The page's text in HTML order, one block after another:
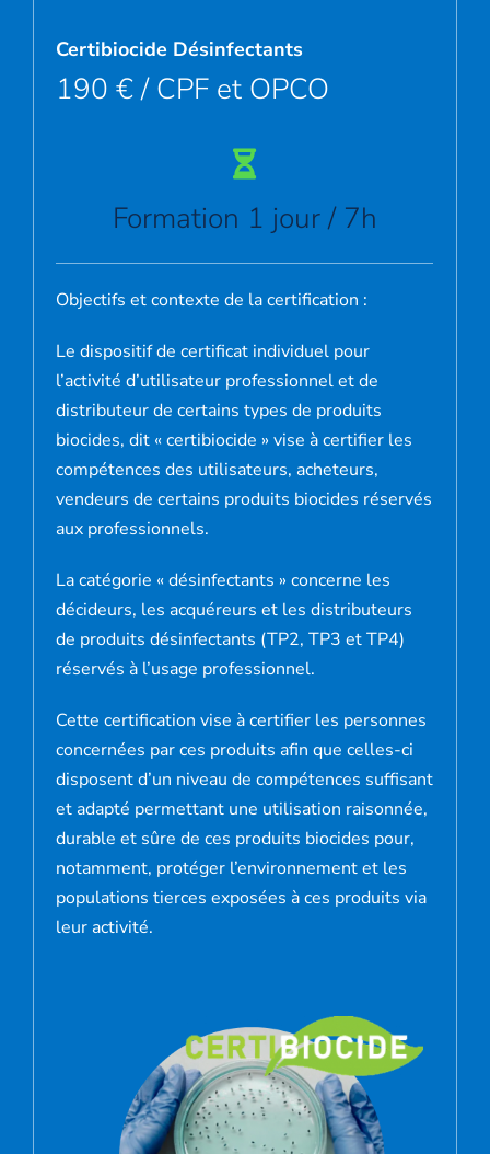
Certibiocide Désinfectants
190 € / CPF et OPCO
Formation 1 jour / 7h
Objectifs et contexte de la certification :
Le dispositif de certificat individuel pour
l’activité d’utilisateur professionnel et de
distributeur de certains types de produits
biocides, dit « certibiocide » vise à certifier les
compétences des utilisateurs, acheteurs,
vendeurs de certains produits biocides réservés
aux professionnels.
La catégorie « désinfectants » concerne les
décideurs, les acquéreurs et les distributeurs
de produits désinfectants (TP2, TP3 et TP4)
réservés à l’usage professionnel.
Cette certification vise à certifier les personnes
concernées par ces produits afin que celles-ci
disposent d’un niveau de compétences suffisant
et adapté permettant une utilisation raisonnée,
durable et sûre de ces produits biocides pour,
notamment, protéger l’environnement et les
populations tierces exposées à ces produits via
leur activité.